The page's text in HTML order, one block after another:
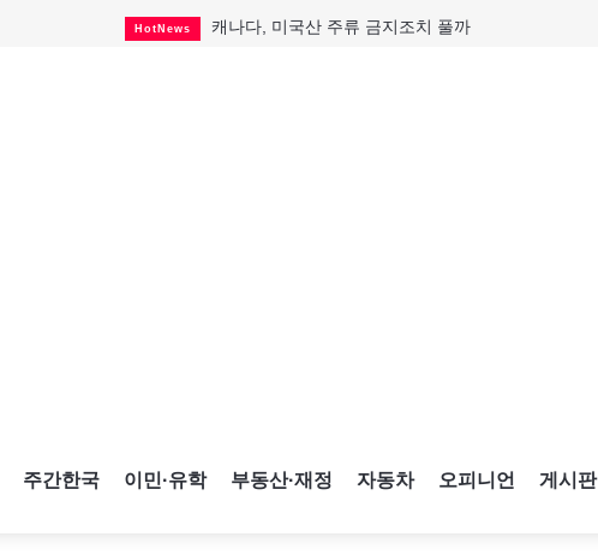
HotNews 캐나다, 미국산 주류 금지조치 풀까
주간한국 이민·유학 부동산·재정 자동차 오피니언 게시판